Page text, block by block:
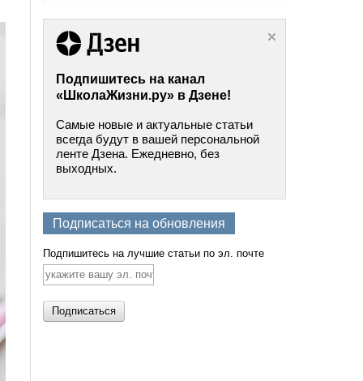
Подпишитесь на канал
«ШколаЖизни.ру» в Дзене!
Самые новые и актуальные статьи
всегда будут в вашей персональной
ленте Дзена. Ежедневно, без
выходных.
Подписаться на обновления
Подпишитесь на лучшие статьи по эл. почте